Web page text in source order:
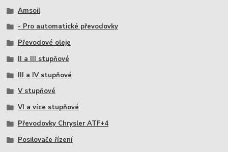
Amsoil
- Pro automatické převodovky
Převodové oleje
II a III stupňové
III a IV stupňové
V stupňové
VI a více stupňové
Převodovky Chrysler ATF+4
Posilovače řízení